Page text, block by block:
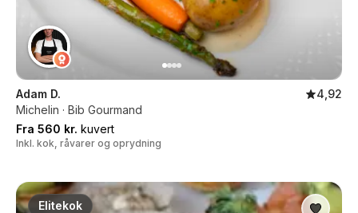
Adam D.
4,92
Michelin · Bib Gourmand
Fra 560 kr. kuvert
Inkl. kok, råvarer og oprydning
Elitekok